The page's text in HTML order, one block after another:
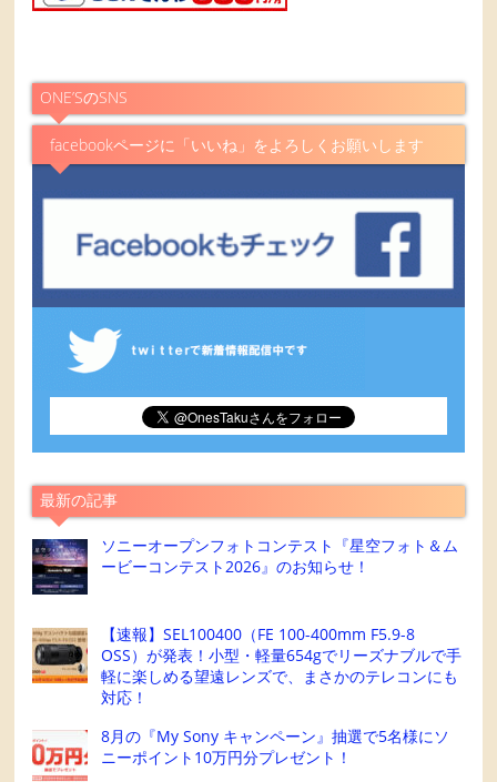
ONE’SのSNS
facebookページに「いいね」をよろしくお願いします
最新の記事
ソニーオープンフォトコンテスト『星空フォト＆ム
ービーコンテスト2026』のお知らせ！
【速報】SEL100400（FE 100-400mm F5.9-8
OSS）が発表！小型・軽量654gでリーズナブルで手
軽に楽しめる望遠レンズで、まさかのテレコンにも
対応！
8月の『My Sony キャンペーン』抽選で5名様にソ
ニーポイント10万円分プレゼント！